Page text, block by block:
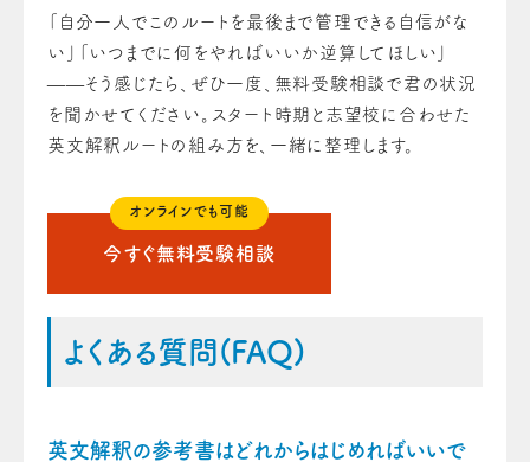
「自分一人でこのルートを最後まで管理できる自信がな
い」「いつまでに何をやればいいか逆算してほしい」
——そう感じたら、ぜひ一度、無料受験相談で君の状況
を聞かせてください。スタート時期と志望校に合わせた
英文解釈ルートの組み方を、一緒に整理します。
オンラインでも可能
今すぐ無料受験相談
よくある質問(FAQ)
英文解釈の参考書はどれからはじめればいいで